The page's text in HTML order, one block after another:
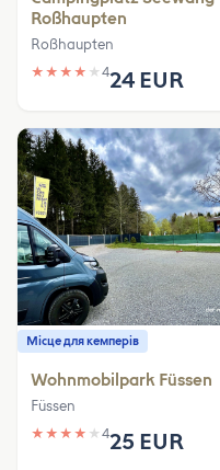
Roßhaupten
Roßhaupten
★ ★ ★ ★ ★ 424 EUR
Місце для кемперів
Wohnmobilpark Füssen
Füssen
★ ★ ★ ★ ★ 425 EUR